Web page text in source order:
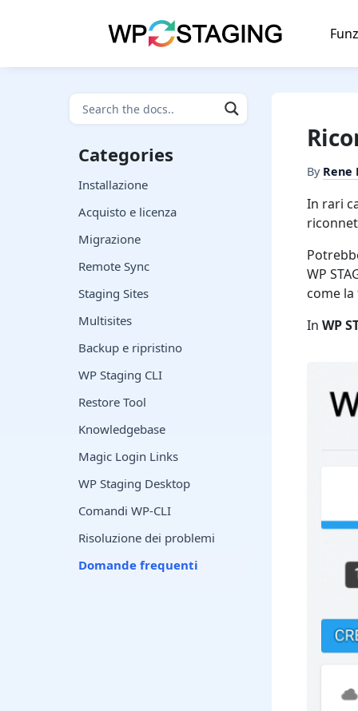
By Rene
In rari
WP
come la
In WP
Categories
Installazione
Acquisto e licenza
Migrazione
Remote Sync
Staging Sites
Multisites
Backup e ripristino
WP Staging CLI
Restore Tool
Knowledgebase
Magic Login Links
WP Staging Desktop
Comandi WP-CLI
Risoluzione dei problemi
Domande frequenti